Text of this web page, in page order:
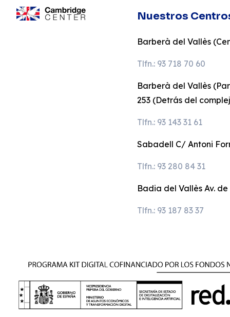
Nuestros
Barberà del Vallès
Tlfn.: 93 718 70 60
Barberà del Vallès
253 (Detrás del
Tlfn.: 93 143 31 61
Sabadell C/ Antoni
Tlfn.: 93 280 84 31
Badia del Vallès Av. de
Tlfn.: 93 187 83 37